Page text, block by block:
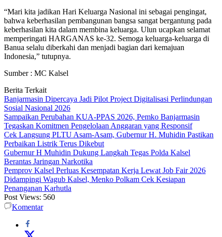
“Mari kita jadikan Hari Keluarga Nasional ini sebagai pengingat,
bahwa keberhasilan pembangunan bangsa sangat bergantung pada
keberhasilan kita dalam membina keluarga. Ulun ucapkan selamat
memperingati HARGANAS ke-32. Semoga keluarga-keluarga di
Banua selalu diberkahi dan menjadi bagian dari kemajuan
Indonesia,” tutupnya.
Sumber : MC Kalsel
Berita Terkait
Banjarmasin Dipercaya Jadi Pilot Project Digitalisasi Perlindungan
Sosial Nasional 2026
Sampaikan Perubahan KUA-PPAS 2026, Pemko Banjarmasin
Tegaskan Komitmen Pengelolaan Anggaran yang Responsif
Cek Langsung PLTU Asam-Asam, Gubernur H. Muhidin Pastikan
Perbaikan Listrik Terus Dikebut
Gubernur H Muhidin Dukung Langkah Tegas Polda Kalsel
Berantas Jaringan Narkotika
Pemprov Kalsel Perluas Kesempatan Kerja Lewat Job Fair 2026
Didampingi Wagub Kalsel, Menko Polkam Cek Kesiapan
Penanganan Karhutla
Post Views: 560
Komentar